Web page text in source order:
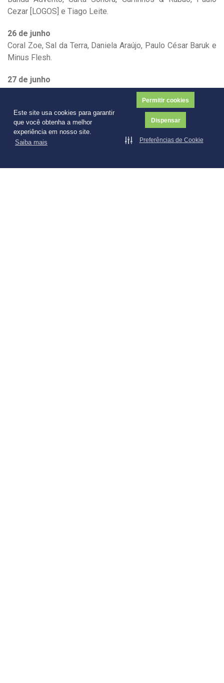
Este site usa cookies para garantir
que você obtenha a melhor
experiência em nosso site.
Saiba mais
Permitir cookies
Dispensar
Preferências de Cookie
Cezar [LOGOS] e Tiago Leite.
26 de junho
Coral Zoe, Sal da Terra, Daniela Araújo, Paulo César Baruk e
Minus Flesh.
27 de junho
Tia Mori, Tigres de Bengala, Josimar Bianchi, VPC, Sal da